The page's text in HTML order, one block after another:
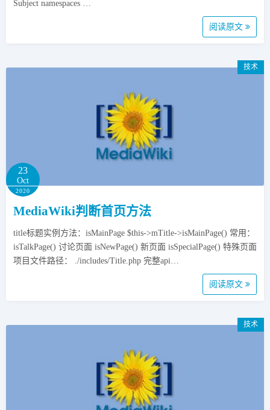
Subject namespaces …
阅读原文
技术
23
Oct
2020
MediaWiki判断首页方法
title标题实例方法：isMainPage $this->mTitle->isMainPage() 常用：
isTalkPage() 讨论页面 isNewPage() 新页面 isSpecialPage() 特殊页面
项目文件路径： ./includes/Title.php 完整api…
阅读原文
技术